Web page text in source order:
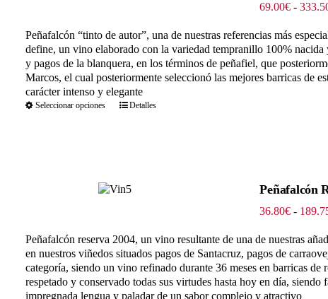
69.00€ -
Peñafalcón “tinto de autor”, una de nuestras referencias más
define, un vino elaborado con la variedad tempranillo 100% nacida
y pagos de la blanquera, en los términos de peñafiel, que
Marcos, el cual posteriormente seleccionó las mejores barricas de
carácter intenso y elegante
Seleccionar opciones Detalles
Peñafalcón
36.80€ -
Peñafalcón reserva 2004, un vino resultante de una de nuestras
en nuestros viñedos situadospagos de Santacruz, pagos de
categoría, siendo un vino refinado durante 36 meses en barricas
respetado y conservado todas sus virtudes hasta hoy en día,
impregnada lengua y paladar de un sabor complejo y atractivo